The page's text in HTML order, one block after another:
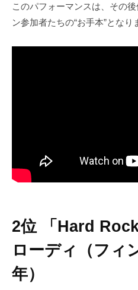
このパフォーマンスは、その
ン参加者たちの“お手本”となり
2位 「Hard
ローディ（フィ
年）